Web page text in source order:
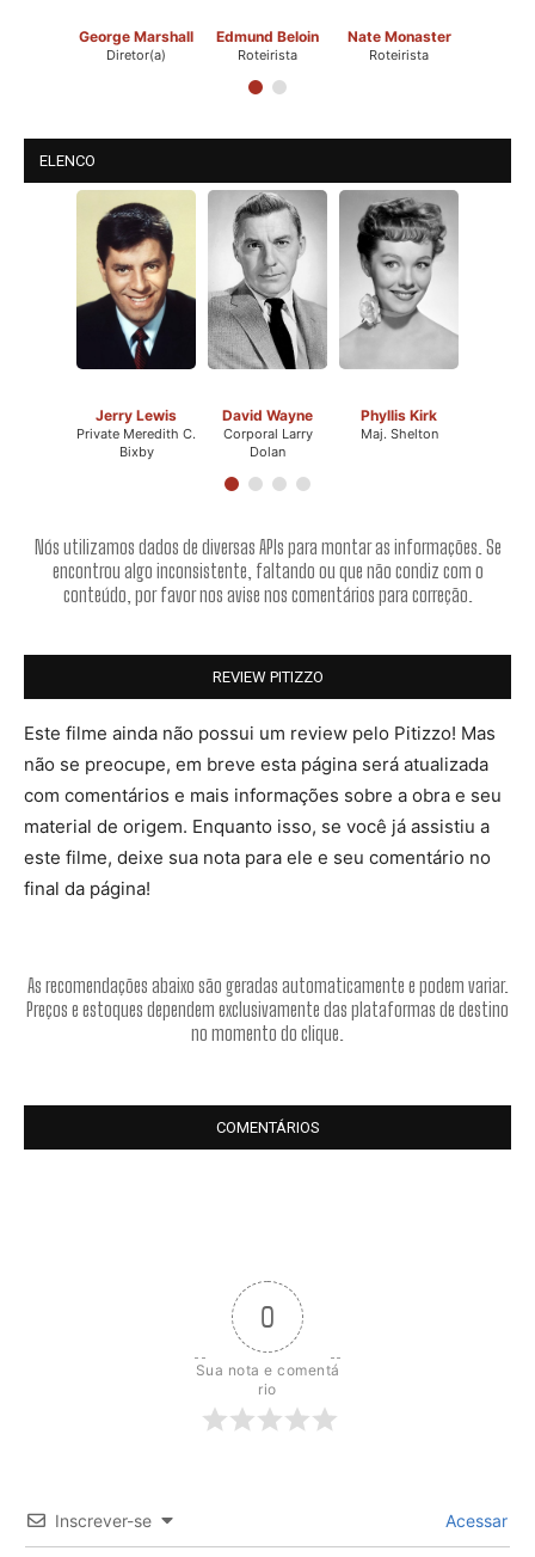
George Marshall
Diretor(a)
Edmund Beloin
Roteirista
Nate Monaster
Roteirista
ELENCO
Jerry Lewis
Private Meredith C.
Bixby
David Wayne
Corporal Larry
Dolan
Phyllis Kirk
Maj. Shelton
Nós utilizamos dados de diversas APIs para montar as informações. Se
encontrou algo inconsistente, faltando ou que não condiz com o
conteúdo, por favor nos avise nos comentários para correção.
REVIEW PITIZZO
Este filme ainda não possui um review pelo Pitizzo! Mas
não se preocupe, em breve esta página será atualizada
com comentários e mais informações sobre a obra e seu
material de origem. Enquanto isso, se você já assistiu a
este filme, deixe sua nota para ele e seu comentário no
final da página!
As recomendações abaixo são geradas automaticamente e podem variar.
Preços e estoques dependem exclusivamente das plataformas de destino
no momento do clique.
COMENTÁRIOS
0
Sua nota e comentá
rio
Inscrever-se Acessar